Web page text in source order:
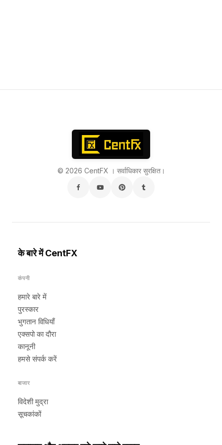
© 2026 CentFX । सर्वाधिकार सुरक्षित।
के बारे में CentFX
कंपनी
हमारे बारे में
पुरस्कार
भुगतान विधियाँ
एक्सपो का दौरा
कानूनी
हमसे संपर्क करें
बाजार
विदेशी मुद्रा
सूचकांकों